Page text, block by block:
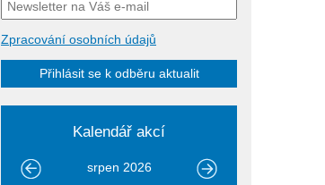
Zpracování osobních údajů
Přihlásit se k odběru aktualit
Kalendář akcí
srpen 2026